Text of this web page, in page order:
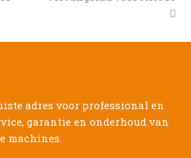
adres voor professional en
garantie en onderhoud van
machines.